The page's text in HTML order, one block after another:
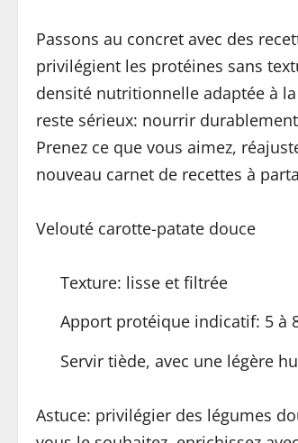
Passons au concret avec des
privilégient les protéines sans
densité nutritionnelle adaptée à
reste sérieux: nourrir
Prenez ce que vous aimez,
nouveau carnet de recettes à
Velouté carotte-patate douce
Texture: lisse et filtrée
Apport protéique indicatif: 5 à
Servir tiède, avec une légère
Astuce: privilégier des légumes